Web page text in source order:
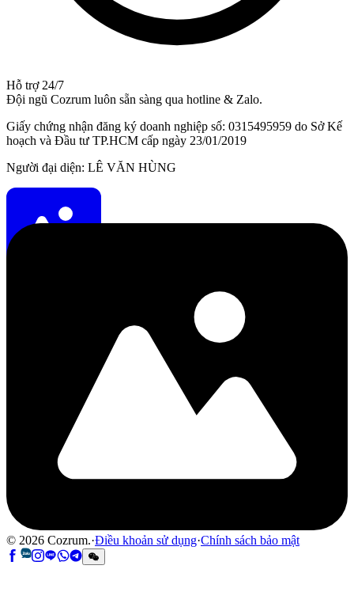
Hỗ trợ 24/7
Đội ngũ Cozrum luôn sẵn sàng qua hotline & Zalo.
Giấy chứng nhận đăng ký doanh nghiệp số: 0315495959 do Sở Kế
hoạch và Đầu tư TP.HCM cấp ngày 23/01/2019
Người đại diện: LÊ VĂN HÙNG
© 2026 Cozrum.·Điều khoản sử dụng·Chính sách bảo mật